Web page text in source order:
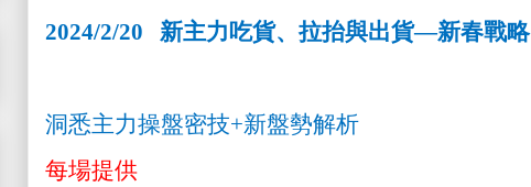
2024/2/20 新主力吃貨、拉抬與出貨—新春戰略
洞悉主力操盤密技+新盤勢解析
每場提供